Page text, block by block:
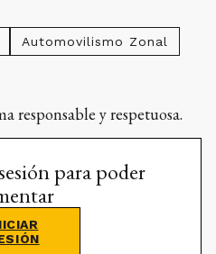
Automovilismo Zonal
responsable y respetuosa.
para poder